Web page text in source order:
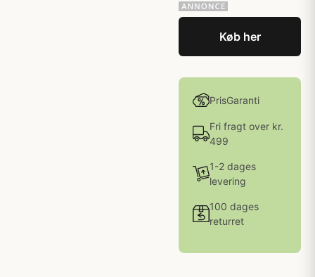
Køb her
PrisGaranti
Fri fragt over kr.
499
1-2 dages
levering
100 dages
returret